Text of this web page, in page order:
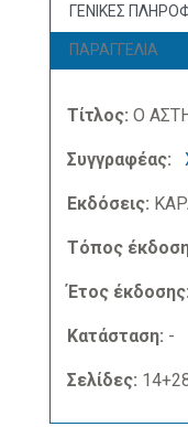
ΓΕΝΙΚΕΣ
ΠΑΡΑΓΓΕΛΙΑ
Τίτλος: Ο
Συγγραφέας:
Εκδόσεις:
Τόπος
Έτος έκδοσης:
Κατάσταση: -
Σελίδες: